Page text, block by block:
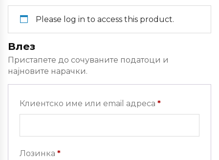
Please log in to access this product.
Влез
Пристапете до сочуваните податоци и
најновите нарачки.
Клиентско име или email адреса *
Лозинка *Задолжително